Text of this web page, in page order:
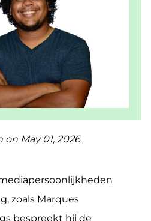
on May 01, 2026
zoals Marques
bespreekt hij de